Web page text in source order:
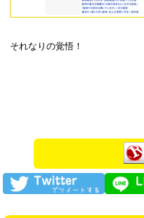
それなりの覚悟！